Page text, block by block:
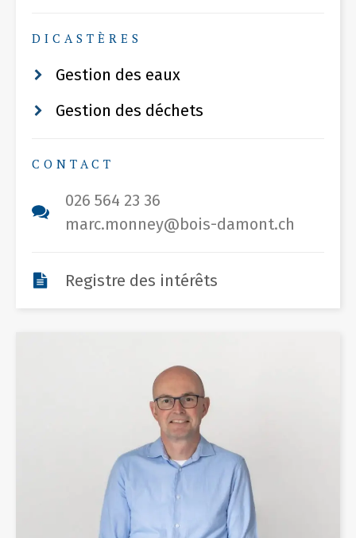
DICASTÈRES
Gestion des eaux
Gestion des déchets
CONTACT
026 564 23 36
marc.monney@bois-damont.ch
Registre des intérêts